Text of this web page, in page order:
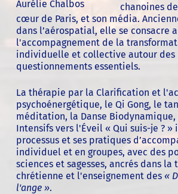
Aurélie Chalbos
chanoines
cœur de Paris, et son média.
dans l’aérospatial, elle se consacre
l'accompagnement de la
individuelle et collective autour des
questionnements essentiels.
La thérapie par la Clarification et
psychoénergétique, le Qi Gong, le
méditation, la Danse Biodynamique,
Intensifs vers l'Éveil « Qui suis-je ? »
processus et ses pratiques
individuel et en groupes, avec des
sciences et sagesses, ancrés dans la
chrétienne et l'enseignement des «
l'ange ».